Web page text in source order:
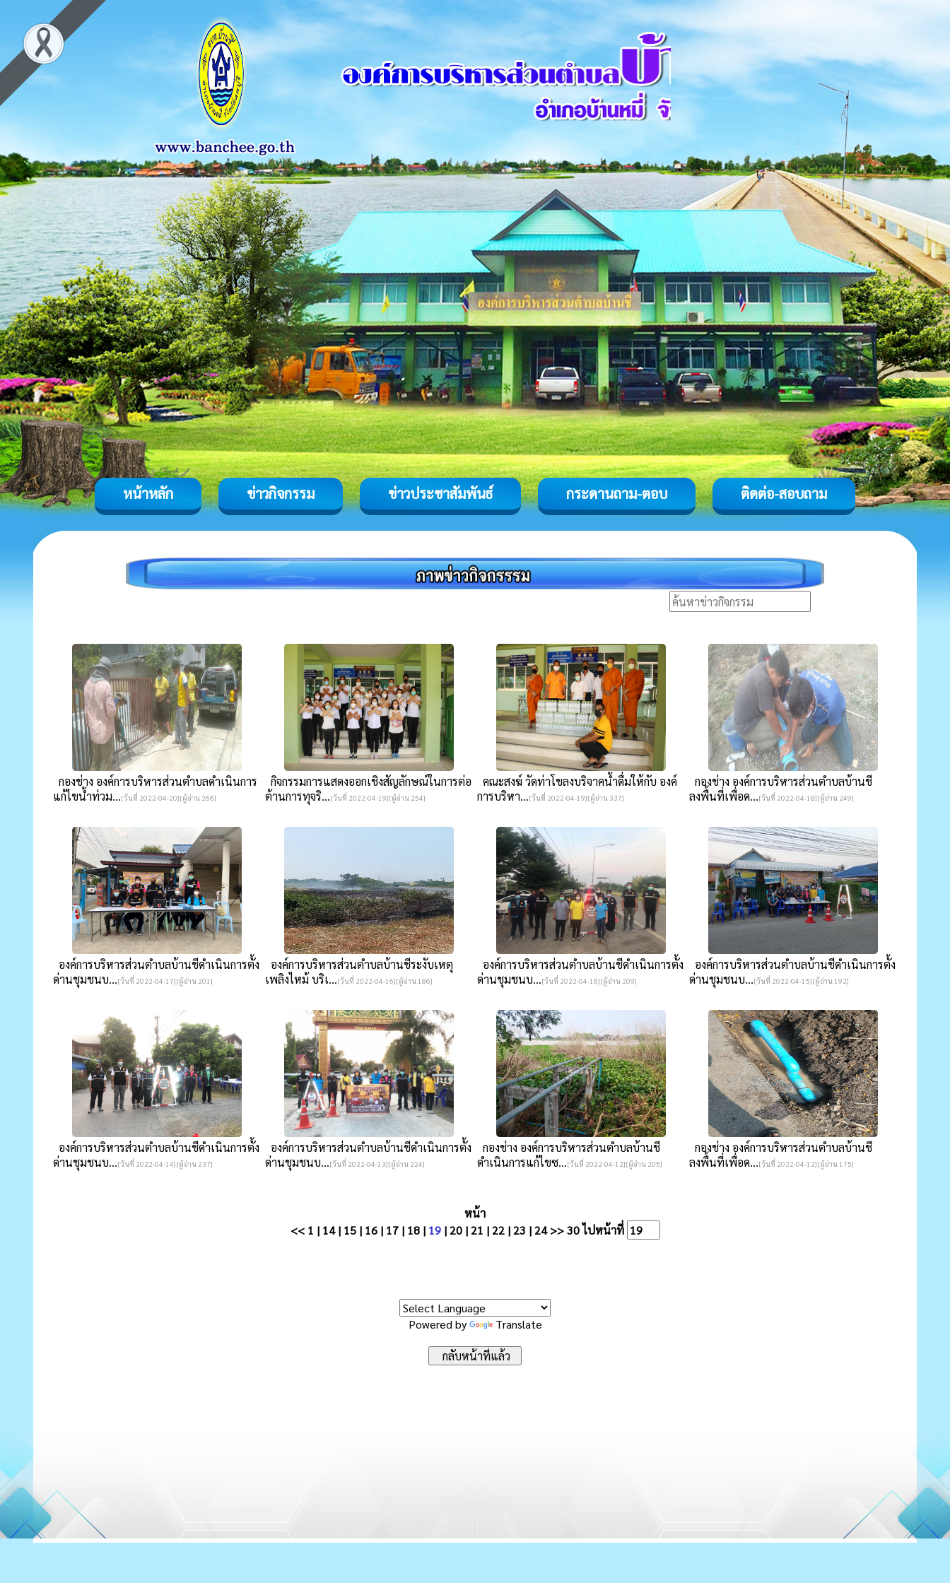
หน้าหลัก ข่าวกิจกรรม ข่าวประชาสัมพันธ์ กระดานถาม-ตอบ ติดต่อ-สอบถาม
กองช่าง องค์การบริหารส่วนตำบลดำเนินการ
แก้ไขน้ำท่วม...[วันที่ 2022-04-20][ผู้อ่าน 266]
กิจกรรมการแสดงออกเชิงสัญลักษณ์ในการต่อ
ต้านการทุจริ...[วันที่ 2022-04-19][ผู้อ่าน 254]
คณะสงฆ์ วัดท่าโขลงบริจาคน้ำดื่มให้กับ องค์
การบริหา...[วันที่ 2022-04-19][ผู้อ่าน 337]
กองช่าง องค์การบริหารส่วนตำบลบ้านชี
ลงพื้นที่เพื่อด...[วันที่ 2022-04-18][ผู้อ่าน 249]
องค์การบริหารส่วนตำบลบ้านชีดำเนินการตั้ง
ด่านชุมชนบ...[วันที่ 2022-04-17][ผู้อ่าน 201]
องค์การบริหารส่วนตำบลบ้านชีระงับเหตุ
เพลิงไหม้ บริเ...[วันที่ 2022-04-16][ผู้อ่าน 186]
องค์การบริหารส่วนตำบลบ้านชีดำเนินการตั้ง
ด่านชุมชนบ...[วันที่ 2022-04-16][ผู้อ่าน 209]
องค์การบริหารส่วนตำบลบ้านชีดำเนินการตั้ง
ด่านชุมชนบ...[วันที่ 2022-04-15][ผู้อ่าน 192]
องค์การบริหารส่วนตำบลบ้านชีดำเนินการตั้ง
ด่านชุมชนบ...[วันที่ 2022-04-14][ผู้อ่าน 237]
องค์การบริหารส่วนตำบลบ้านชีดำเนินการตั้ง
ด่านชุมชนบ...[วันที่ 2022-04-13][ผู้อ่าน 224]
กองช่าง องค์การบริหารส่วนตำบลบ้านชี
ดำเนินการแก้ไขซ...[วันที่ 2022-04-12][ผู้อ่าน 205]
กองช่าง องค์การบริหารส่วนตำบลบ้านชี
ลงพื้นที่เพื่อด...[วันที่ 2022-04-12][ผู้อ่าน 175]
หน้า
<< 1 | 14| 15| 16| 17| 18| 19|20|21 |22|23 |24 >> 30ไปหน้าที่
Powered by Translate